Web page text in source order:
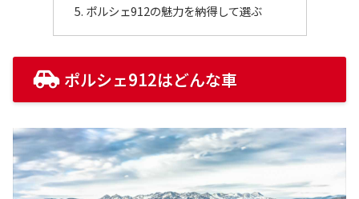
ポルシェ912の魅力を納得して選ぶ
ポルシェ912はどんな車